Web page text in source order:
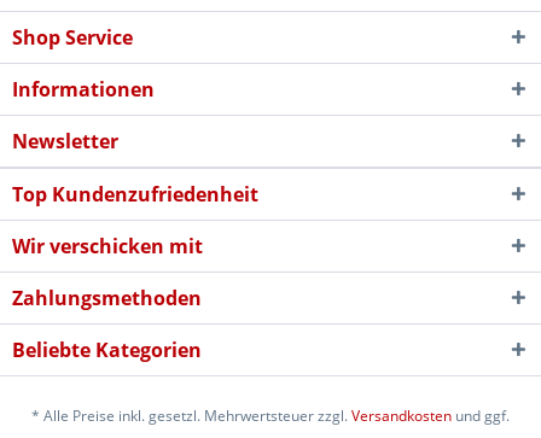
Shop Service
Informationen
Newsletter
Top Kundenzufriedenheit
Wir verschicken mit
Zahlungsmethoden
Beliebte Kategorien
* Alle Preise inkl. gesetzl. Mehrwertsteuer zzgl.Versandkosten und ggf.